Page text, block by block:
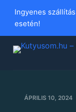
i
p
Ingyenes
esetén!
ÁPRILIS 10, 2024